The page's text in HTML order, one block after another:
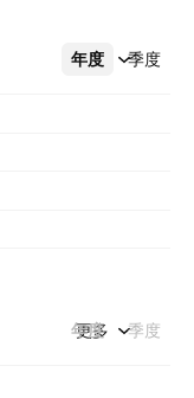
年度 季度
更多
年度 季度
更多